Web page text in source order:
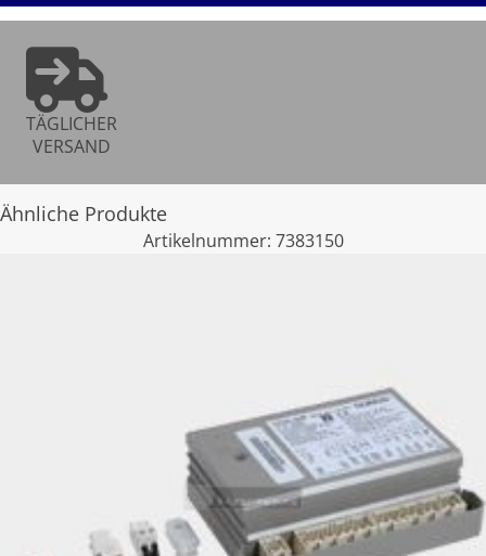
TÄGLICHER
VERSAND
Ähnliche Produkte
Artikelnummer: 7383150